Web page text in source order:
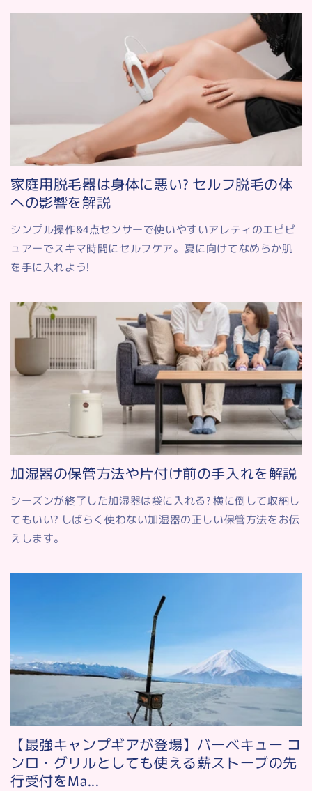
家庭用脱毛器は身体に悪い? セルフ脱毛の体
への影響を解説
シンプル操作&4点センサーで使いやすいアレティのエピピ
ュアーでスキマ時間にセルフケア。夏に向けてなめらか肌
を手に入れよう!
加湿器の保管方法や片付け前の手入れを解説
シーズンが終了した加湿器は袋に入れる? 横に倒して収納し
てもいい? しばらく使わない加湿器の正しい保管方法をお伝
えします。
【最強キャンプギアが登場】バーベキュー コ
ンロ・グリルとしても使える薪ストーブの先
行受付をMa...